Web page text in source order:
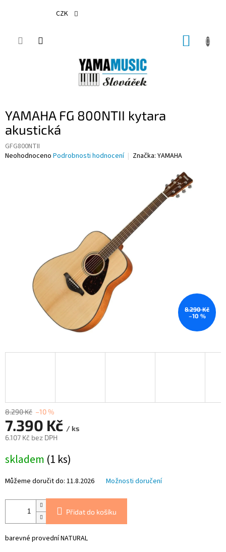
CZK
YAMAHA FG 800NTII kytara
akustická
GFG800NTII
Průměrné
Neohodnoceno Podrobnosti hodnocení Značka: YAMAHA
8.290 Kč
–10 %
8.290 Kč –10 %
7.390 Kč / ks
6.107 Kč bez DPH
cena:
skladem (1 ks)
Můžeme doručit do: 11.8.2026 Možnosti doručení
Přidat do košíku
barevné provední NATURAL